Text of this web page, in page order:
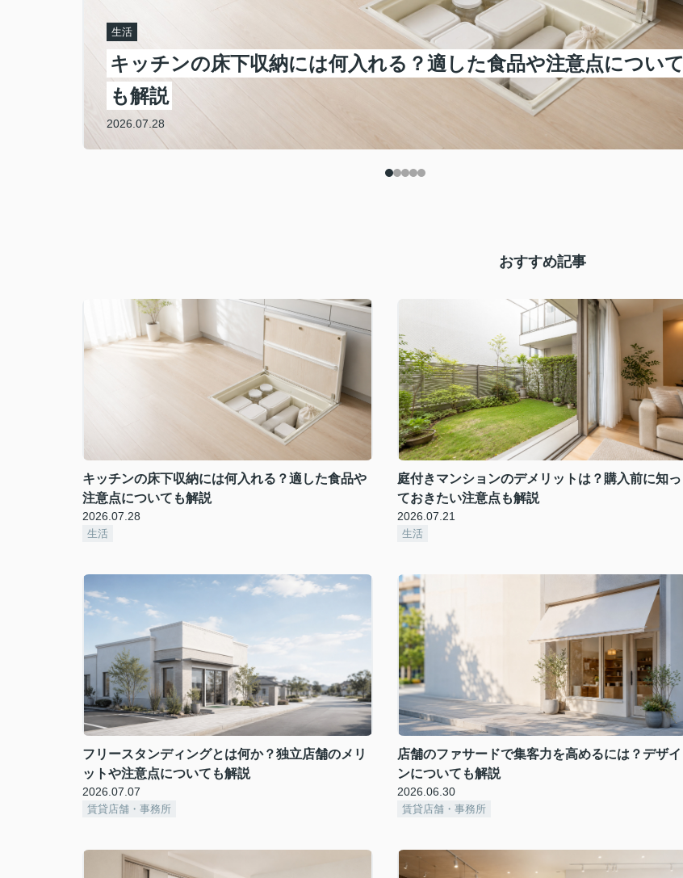
生活
キッチンの床下収納には何入れる？適した食品や注意点について
も解説
2026.07.28
おすすめ記事
キッチンの床下収納には何入れる？適した食品や
注意点についても解説
2026.07.28
生活
庭付きマンションのデメリットは？購入前に知っ
ておきたい注意点も解説
2026.07.21
生活
フリースタンディングとは何か？独立店舗のメリ
ットや注意点についても解説
2026.07.07
賃貸店舗・事務所
店舗のファサードで集客力を高めるには？デザイ
ンについても解説
2026.06.30
賃貸店舗・事務所